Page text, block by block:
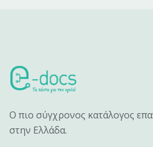
Ο πιο σύγχρονος κατάλογος
στην Ελλάδα.